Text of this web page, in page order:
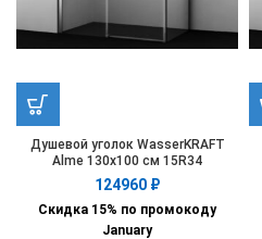
Душевой уголок WasserKRAFT
Alme 130х100 см 15R34
124960 ₽
Скидка 15% по промокоду
January